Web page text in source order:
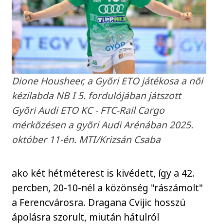
Dione Housheer, a Gyõri ETO játékosa a nõi
kézilabda NB I 5. fordulójában játszott
Gyõri Audi ETO KC - FTC-Rail Cargo
mérkõzésen a gyõri Audi Arénában 2025.
október 11-én. MTI/Krizsán Csaba
ako két hétméterest is kivédett, így a 42.
percben, 20-10-nél a közönség "rászámolt"
a Ferencvárosra. Dragana Cvijic hosszú
ápolásra szorult, miután hátulról